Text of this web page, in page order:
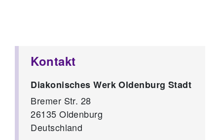
Kontakt
Diakonisches Werk Oldenburg Stadt
Bremer Str. 28
26135 Oldenburg
Deutschland